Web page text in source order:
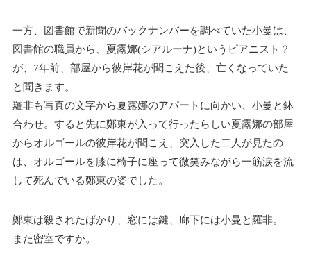
一方、図書館で新聞のバックナンバーを調べていた小曼は、
図書館の職員から、夏露娜(シアルーナ)というピアニスト？
が、7年前、部屋から彼岸花が聞こえた後、亡くなっていた
と聞きます。
羅非も写真の文字から夏露娜のアパートに向かい、小曼と鉢
合わせ。すると先に鄭東が入って行ったらしい夏露娜の部屋
からオルゴールの彼岸花が聞こえ、突入した二人が見たの
は、オルゴールを膝に椅子に座って微笑みながら一筋涙を流
して死んでいる鄭東の姿でした。
鄭東は殺されたばかり、窓には鍵、廊下には小曼と羅非。
また密室ですか。